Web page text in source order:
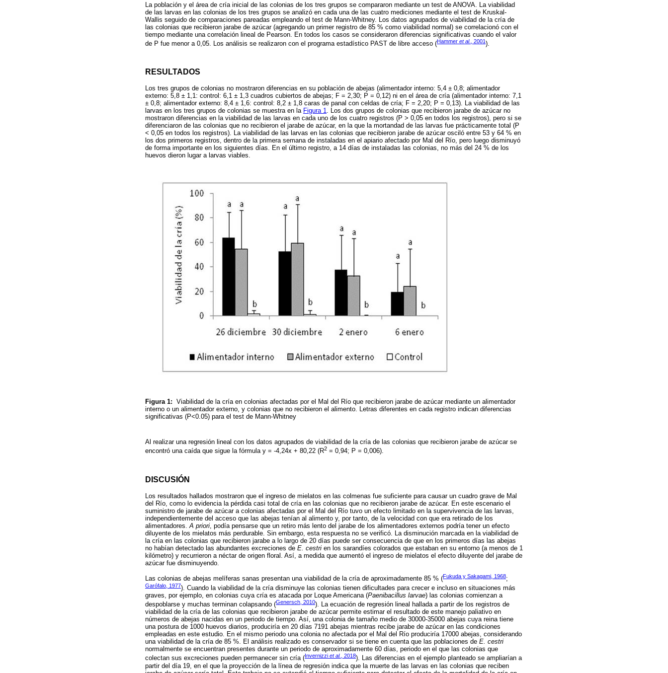
La población y el área de cría inicial de las colonias de los tres grupos se compararon mediante un test de ANOVA. La viabilidad
de las larvas en las colonias de los tres grupos se analizó en cada una de las cuatro mediciones mediante el test de Kruskal-
Wallis seguido de comparaciones pareadas empleando el test de Mann-Whitney. Los datos agrupados de viabilidad de la cría de
las colonias que recibieron jarabe de azúcar (agregando un primer registro de 85 % como viabilidad normal) se correlacionó con el
tiempo mediante una correlación lineal de Pearson. En todos los casos se consideraron diferencias significativas cuando el valor
de P fue menor a 0,05. Los análisis se realizaron con el programa estadístico PAST de libre acceso (Hammer et al., 2001).
RESULTADOS
Los tres grupos de colonias no mostraron diferencias en su población de abejas (alimentador interno: 5,4 ± 0,8; alimentador
externo: 5,8 ± 1,1: control: 6,1 ± 1,3 cuadros cubiertos de abejas; F = 2,30; P = 0,12) ni en el área de cría (alimentador interno: 7,1
± 0,8; alimentador externo: 8,4 ± 1,6: control: 8,2 ± 1,8 caras de panal con celdas de cría; F = 2,20; P = 0,13). La viabilidad de las
larvas en los tres grupos de colonias se muestra en la Figura 1. Los dos grupos de colonias que recibieron jarabe de azúcar no
mostraron diferencias en la viabilidad de las larvas en cada uno de los cuatro registros (P > 0,05 en todos los registros), pero si se
diferenciaron de las colonias que no recibieron el jarabe de azúcar, en la que la mortandad de las larvas fue prácticamente total (P
< 0,05 en todos los registros). La viabilidad de las larvas en las colonias que recibieron jarabe de azúcar osciló entre 53 y 64 % en
los dos primeros registros, dentro de la primera semana de instaladas en el apiario afectado por Mal del Río, pero luego disminuyó
de forma importante en los siguientes días. En el último registro, a 14 días de instaladas las colonias, no más del 24 % de los
huevos dieron lugar a larvas viables.
Figura 1: Viabilidad de la cría en colonias afectadas por el Mal del Río que recibieron jarabe de azúcar mediante un alimentador
interno o un alimentador externo, y colonias que no recibieron el alimento. Letras diferentes en cada registro indican diferencias
significativas (P<0.05) para el test de Mann-Whitney
Al realizar una regresión lineal con los datos agrupados de viabilidad de la cría de las colonias que recibieron jarabe de azúcar se
encontró una caída que sigue la fórmula y = -4,24x + 80,22 (R2 = 0,94; P = 0,006).
DISCUSIÓN
Los resultados hallados mostraron que el ingreso de mielatos en las colmenas fue suficiente para causar un cuadro grave de Mal
del Río, como lo evidencia la pérdida casi total de cría en las colonias que no recibieron jarabe de azúcar. En este escenario el
suministro de jarabe de azúcar a colonias afectadas por el Mal del Río tuvo un efecto limitado en la supervivencia de las larvas,
independientemente del acceso que las abejas tenían al alimento y, por tanto, de la velocidad con que era retirado de los
alimentadores. A priori , podía pensarse que un retiro más lento del jarabe de los alimentadores externos podría tener un efecto
diluyente de los mielatos más perdurable. Sin embargo, esta respuesta no se verificó. La disminución marcada en la viabilidad de
la cría en las colonias que recibieron jarabe a lo largo de 20 días puede ser consecuencia de que en los primeros días las abejas
no habían detectado las abundantes excreciones de E. cestri en los sarandíes colorados que estaban en su entorno (a menos de 1
kilómetro) y recurrieron a néctar de origen floral. Así, a medida que aumentó el ingreso de mielatos el efecto diluyente del jarabe de
azúcar fue disminuyendo.
Las colonias de abejas melíferas sanas presentan una viabilidad de la cría de aproximadamente 85 % (Fukuda y Sakagami, 1968;
Garófalo, 1977). Cuando la viabilidad de la cría disminuye las colonias tienen dificultades para crecer e incluso en situaciones más
graves, por ejemplo, en colonias cuya cría es atacada por Loque Americana (Paenibacillus larvae) las colonias comienzan a
despoblarse y muchas terminan colapsando (Genersch, 2010). La ecuación de regresión lineal hallada a partir de los registros de
viabilidad de la cría de las colonias que recibieron jarabe de azúcar permite estimar el resultado de este manejo paliativo en
números de abejas nacidas en un periodo de tiempo. Así, una colonia de tamaño medio de 30000-35000 abejas cuya reina tiene
una postura de 1000 huevos diarios, produciría en 20 días 7191 abejas mientras recibe jarabe de azúcar en las condiciones
empleadas en este estudio. En el mismo periodo una colonia no afectada por el Mal del Río produciría 17000 abejas, considerando
una viabilidad de la cría de 85 %. El análisis realizado es conservador si se tiene en cuenta que las poblaciones de E. cestri
normalmente se encuentran presentes durante un periodo de aproximadamente 60 días, periodo en el que las colonias que
colectan sus excreciones pueden permanecer sin cría ( Invernizzi et al. , 2018). Las diferencias en el ejemplo planteado se ampliarían a
partir del día 19, en el que la proyección de la línea de regresión indica que la muerte de las larvas en las colonias que reciben